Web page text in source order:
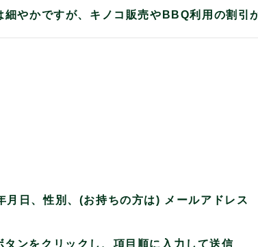
細やかですが、キノコ販売やBBQ利用の割引
月日、性別、(お持ちの方は) メールアドレ
をクリックし、項目順に入力して送信